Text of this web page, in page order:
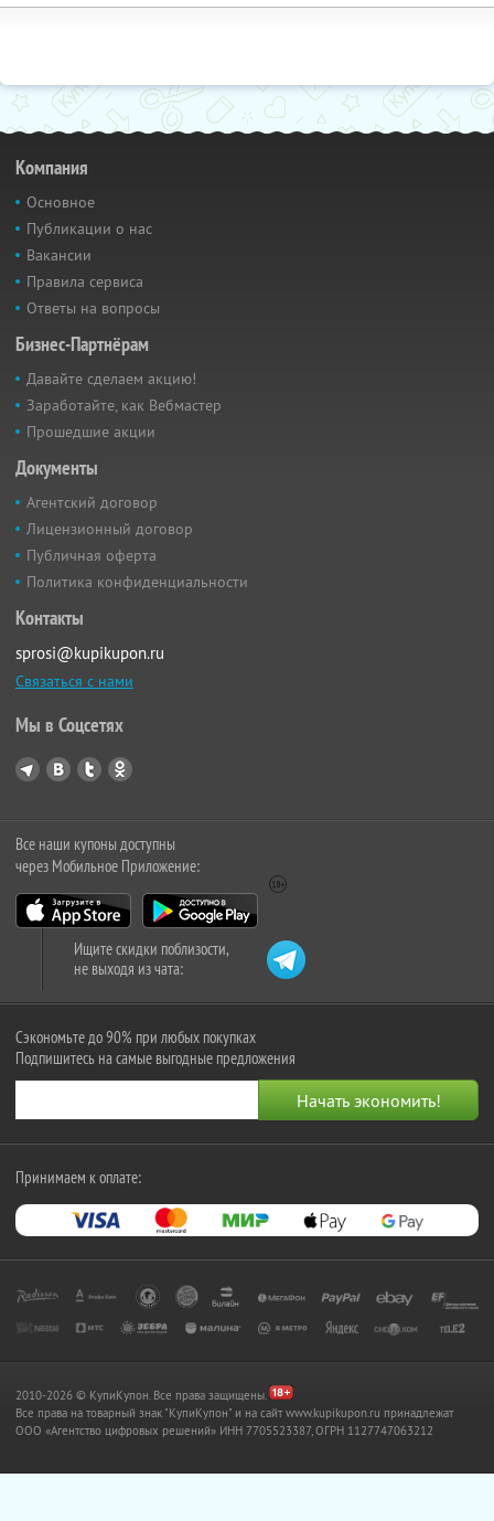
Компания
Основное
Публикации о нас
Вакансии
Правила сервиса
Ответы на вопросы
Бизнес-Партнёрам
Давайте сделаем акцию!
Заработайте, как Вебмастер
Прошедшие акции
Документы
Агентский договор
Лицензионный договор
Публичная оферта
Политика конфиденциальности
Контакты
sprosi@kupikupon.ru
Связаться с нами
Мы в Соцсетях
Все наши купоны доступны
через Мобильное Приложение:
Ищите скидки поблизости,
не выходя из чата:
Сэкономьте до 90% при любых покупках
Подпишитесь на самые выгодные предложения
Принимаем к оплате:
2010-2026 © КупиКупон. Все права защищены.
Все права на товарный знак "КупиКупон" и на сайт www.kupikupon.ru принадлежат
OOO «Агентство цифровых решений» ИНН 7705523387, ОГРН 1127747063212